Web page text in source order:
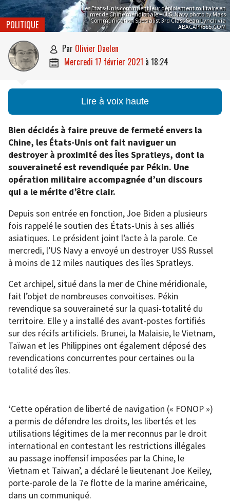
Les Etats-Unis continuent leur déploiement militaire en
mer de Chine méridionale – U.S. Navy photo by Mass
Communication Specialist 3rd Class Sean Lynch via
ABACAPRESS.COM
POLITIQUE
 par Olivier Daelen
 mercredi 17 février 2021 à 18:24
Lire à voix haute
Bien décidés à faire preuve de fermeté envers la
Chine, les États-Unis ont fait naviguer un
destroyer à proximité des Îles Spratleys, dont la
souveraineté est revendiquée par Pékin. Une
opération militaire accompagnée d’un discours
qui a le mérite d’être clair.
Depuis son entrée en fonction, Joe Biden a plusieurs
fois rappelé le soutien des États-Unis à ses alliés
asiatiques. Le président joint l’acte à la parole. Ce
mercredi, l’US Navy a envoyé un destroyer USS Russel
à moins de 12 miles nautiques des îles Spratleys.
Cet archipel, situé dans la mer de Chine méridionale,
fait l’objet de nombreuses convoitises. Pékin
revendique sa souveraineté sur la quasi-totalité du
territoire. Elle y a installé des avant-postes fortifiés
sur des récifs artificiels. Brunei, la Malaisie, le Vietnam,
Taïwan et les Philippines ont également déposé des
revendications concurrentes pour certaines ou la
totalité des îles.
‘Cette opération de liberté de navigation (« FONOP »)
a permis de défendre les droits, les libertés et les
utilisations légitimes de la mer reconnus par le droit
international en contestant les restrictions illégales
au passage inoffensif imposées par la Chine, le
Vietnam et Taiwan’, a déclaré le lieutenant Joe Keiley,
porte-parole de la 7e flotte de la marine américaine,
dans un communiqué.